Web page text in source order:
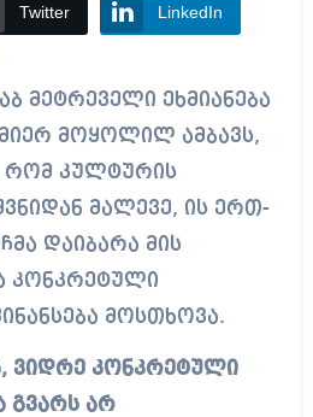
Twitter LinkedIn
მოყოლილ ამბავს,
რომ კულტურის
მალევე, ის ერთ-
დაიბარა მის
კონკრეტული
მოსთხოვა.
ვიდრე კონკრეტული
გვარს არ